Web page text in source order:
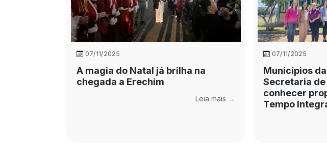
07/11/2025
A magia do Natal já brilha na
chegada a Erechim
Leia mais →
07/11/2025
Municípios
Secretaria
conhecer
Tempo